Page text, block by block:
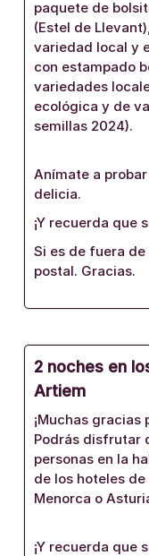
paquete de
(Estel de
variedad local y
con estampado
variedades
ecológica y de
semillas 2024).
Anímate a
delicia.
¡Y recuerda que
Si es de fuera
postal. Gracias.
2 noches en
Artiem
¡Muchas gracias
Podrás disfrutar
personas en la
de los hoteles de
Menorca o
¡Y recuerda que